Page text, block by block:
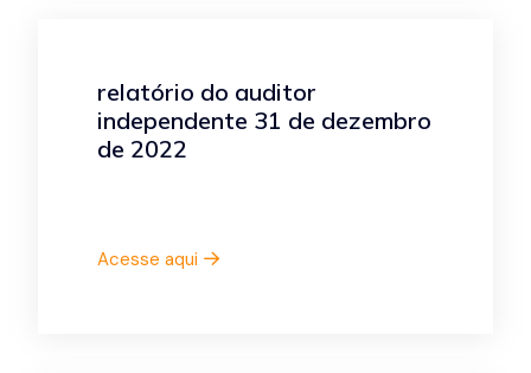
relatório do auditor
independente 31 de dezembro
de 2022
Acesse aqui